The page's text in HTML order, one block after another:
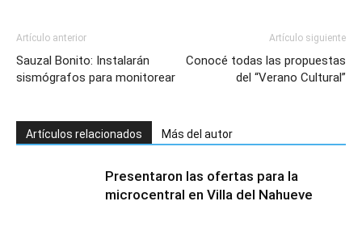
Artículo anterior
Sauzal Bonito: Instalarán
sismógrafos para monitorear
Artículo siguiente
Conocé todas las propuestas
del “Verano Cultural”
Artículos relacionados Más del autor
Presentaron las ofertas para la
microcentral en Villa del Nahueve